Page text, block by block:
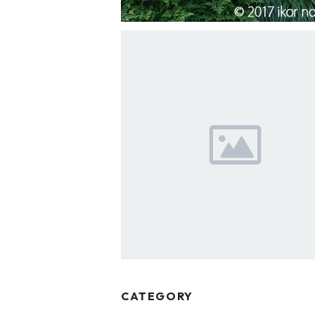
ペルシカリア アンプレクシカウリ
ァット・ドミノ’
¥990
CATEGORY